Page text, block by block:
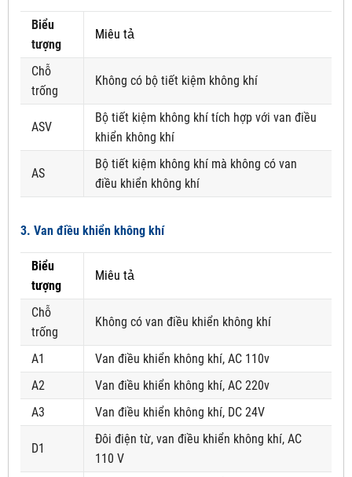
Biểu
tượng
Miêu tả
Chỗ
trống
Không có bộ tiết kiệm không khí
ASV
Bộ tiết kiệm không khí tích hợp với van điều
khiển không khí
AS
Bộ tiết kiệm không khí mà không có van
điều khiển không khí
3. Van điều khiển không khí
Biểu
tượng
Miêu tả
Chỗ
trống
Không có van điều khiển không khí
A1
Van điều khiển không khí, AC 110v
A2
Van điều khiển không khí, AC 220v
A3
Van điều khiển không khí, DC 24V
D1
Đôi điện từ, van điều khiển không khí, AC
110 V